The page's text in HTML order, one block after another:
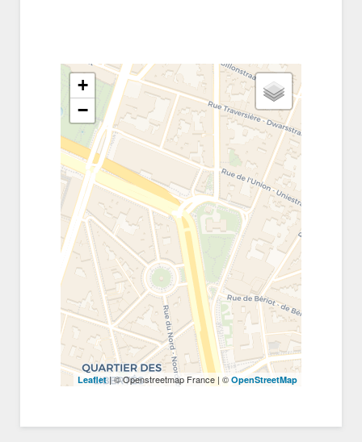
+
−
Leaflet| © Openstreetmap France | © OpenStreetMap